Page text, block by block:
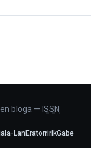
bloga — ISSN
LanEratorririkGabe